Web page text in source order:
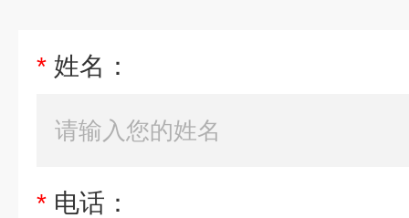
* 姓名：
* 电话：